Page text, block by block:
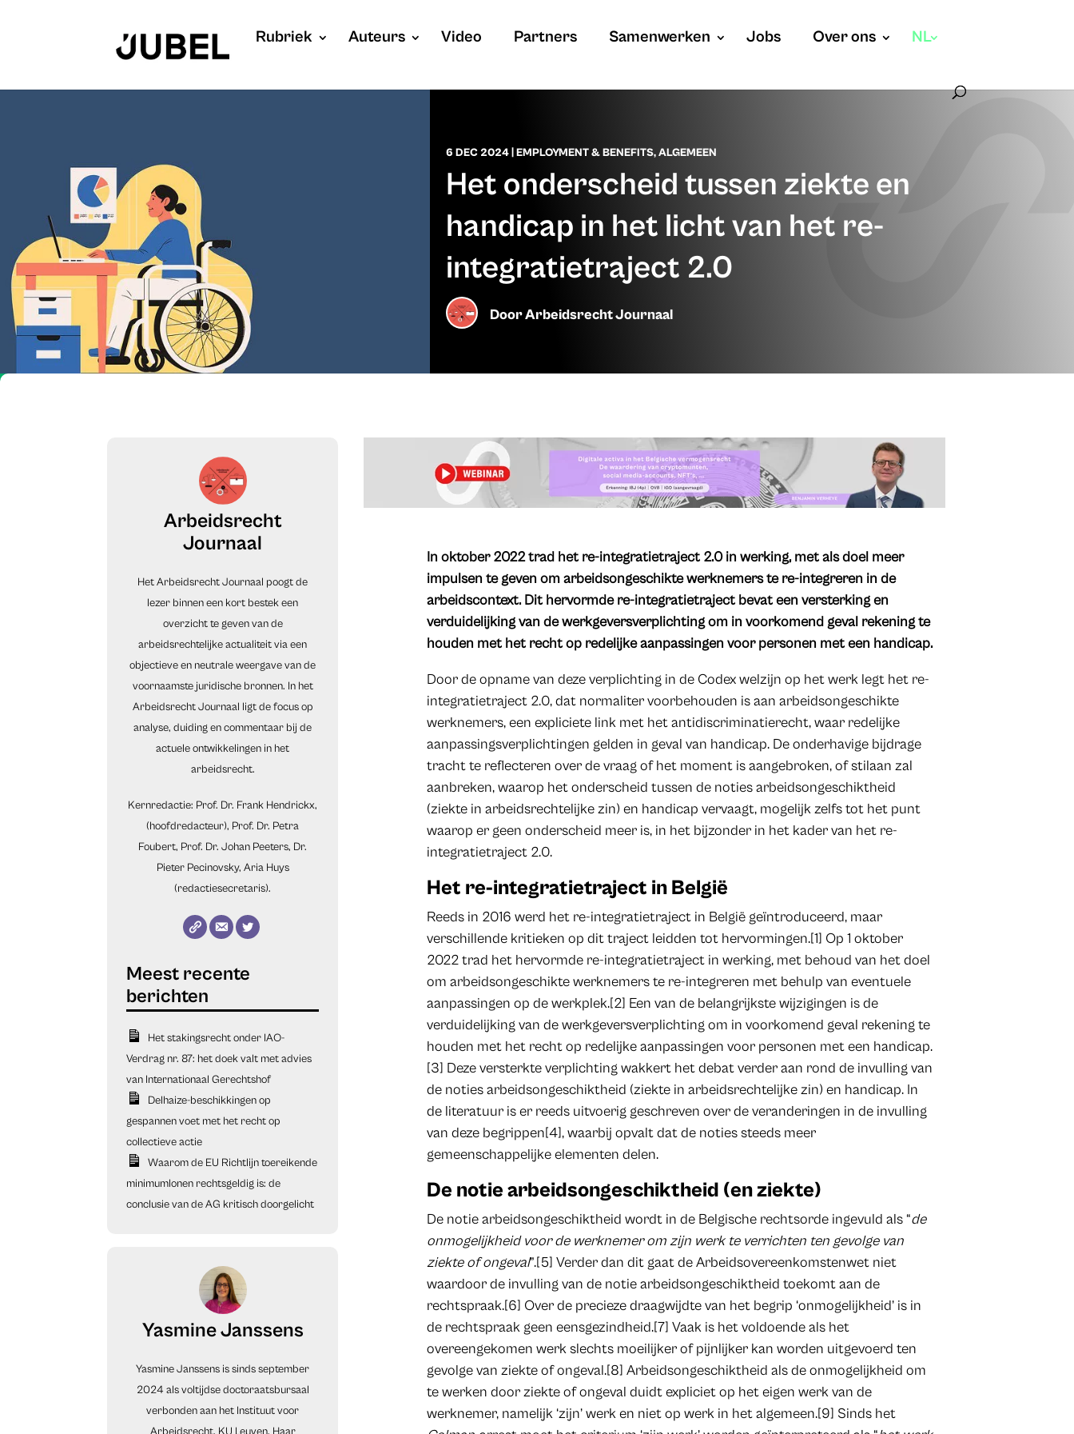
Rubriek Auteurs Video Partners Samenwerken Jobs Over ons NL
6 DEC 2024| EMPLOYMENT & BENEFITS,ALGEMEEN
Het onderscheid tussen ziekte en
handicap in het licht van het re-
integratietraject 2.0
DoorArbeidsrecht Journaal
Arbeidsrecht
Journaal
Het Arbeidsrecht Journaal poogt de
lezer binnen een kort bestek een
overzicht te geven van de
arbeidsrechtelijke actualiteit via een
objectieve en neutrale weergave van de
voornaamste juridische bronnen. In het
Arbeidsrecht Journaal ligt de focus op
analyse, duiding en commentaar bij de
actuele ontwikkelingen in het
arbeidsrecht.
Kernredactie: Prof. Dr. Frank Hendrickx,
(hoofdredacteur), Prof. Dr. Petra
Foubert, Prof. Dr. Johan Peeters, Dr.
Pieter Pecinovsky, Aria Huys
(redactiesecretaris).
Het stakingsrecht onder IAO-
Verdrag nr. 87: het doek valt met advies
van Internationaal Gerechtshof
Delhaize-beschikkingen op
gespannen voet met het recht op
collectieve actie
Waarom de EU Richtlijn toereikende
minimumlonen rechtsgeldig is: de
conclusie van de AG kritisch doorgelicht
Yasmine Janssens
Yasmine Janssens is sinds september
2024 als voltijdse doctoraatsbursaal
verbonden aan het Instituut voor
In oktober 2022 trad het re-integratietraject 2.0 in werking, met als doel meer
impulsen te geven om arbeidsongeschikte werknemers te re-integreren in de
arbeidscontext. Dit hervormde re-integratietraject bevat een versterking en
verduidelijking van de werkgeversverplichting om in voorkomend geval rekening te
houden met het recht op redelijke aanpassingen voor personen met een handicap.
Door de opname van deze verplichting in de Codex welzijn op het werk legt het re-
integratietraject 2.0, dat normaliter voorbehouden is aan arbeidsongeschikte
werknemers, een expliciete link met het antidiscriminatierecht, waar redelijke
aanpassingsverplichtingen gelden in geval van handicap. De onderhavige bijdrage
tracht te reflecteren over de vraag of het moment is aangebroken, of stilaan zal
aanbreken, waarop het onderscheid tussen de noties arbeidsongeschiktheid
(ziekte in arbeidsrechtelijke zin) en handicap vervaagt, mogelijk zelfs tot het punt
waarop er geen onderscheid meer is, in het bijzonder in het kader van het re-
integratietraject 2.0.
Het re-integratietraject in België
Reeds in 2016 werd het re-integratietraject in België geïntroduceerd, maar
verschillende kritieken op dit traject leidden tot hervormingen.[1] Op 1 oktober
2022 trad het hervormde re-integratietraject in werking, met behoud van het doel
om arbeidsongeschikte werknemers te re-integreren met behulp van eventuele
aanpassingen op de werkplek.[2] Een van de belangrijkste wijzigingen is de
verduidelijking van de werkgeversverplichting om in voorkomend geval rekening te
houden met het recht op redelijke aanpassingen voor personen met een handicap.
[3] Deze versterkte verplichting wakkert het debat verder aan rond de invulling van
de noties arbeidsongeschiktheid (ziekte in arbeidsrechtelijke zin) en handicap. In
de literatuur is er reeds uitvoerig geschreven over de veranderingen in de invulling
van deze begrippen[4], waarbij opvalt dat de noties steeds meer
gemeenschappelijke elementen delen.
De notie arbeidsongeschiktheid (en ziekte)
De notie arbeidsongeschiktheid wordt in de Belgische rechtsorde ingevuld als “de
onmogelijkheid voor de werknemer om zijn werk te verrichten ten gevolge van
ziekte of ongeval”.[5] Verder dan dit gaat de Arbeidsovereenkomstenwet niet
waardoor de invulling van de notie arbeidsongeschiktheid toekomt aan de
rechtspraak.[6] Over de precieze draagwijdte van het begrip ‘onmogelijkheid’ is in
de rechtspraak geen eensgezindheid.[7] Vaak is het voldoende als het
overeengekomen werk slechts moeilijker of pijnlijker kan worden uitgevoerd ten
gevolge van ziekte of ongeval.[8] Arbeidsongeschiktheid als de onmogelijkheid om
te werken door ziekte of ongeval duidt expliciet op het eigen werk van de
werknemer, namelijk ‘zijn’ werk en niet op werk in het algemeen.[9] Sinds het